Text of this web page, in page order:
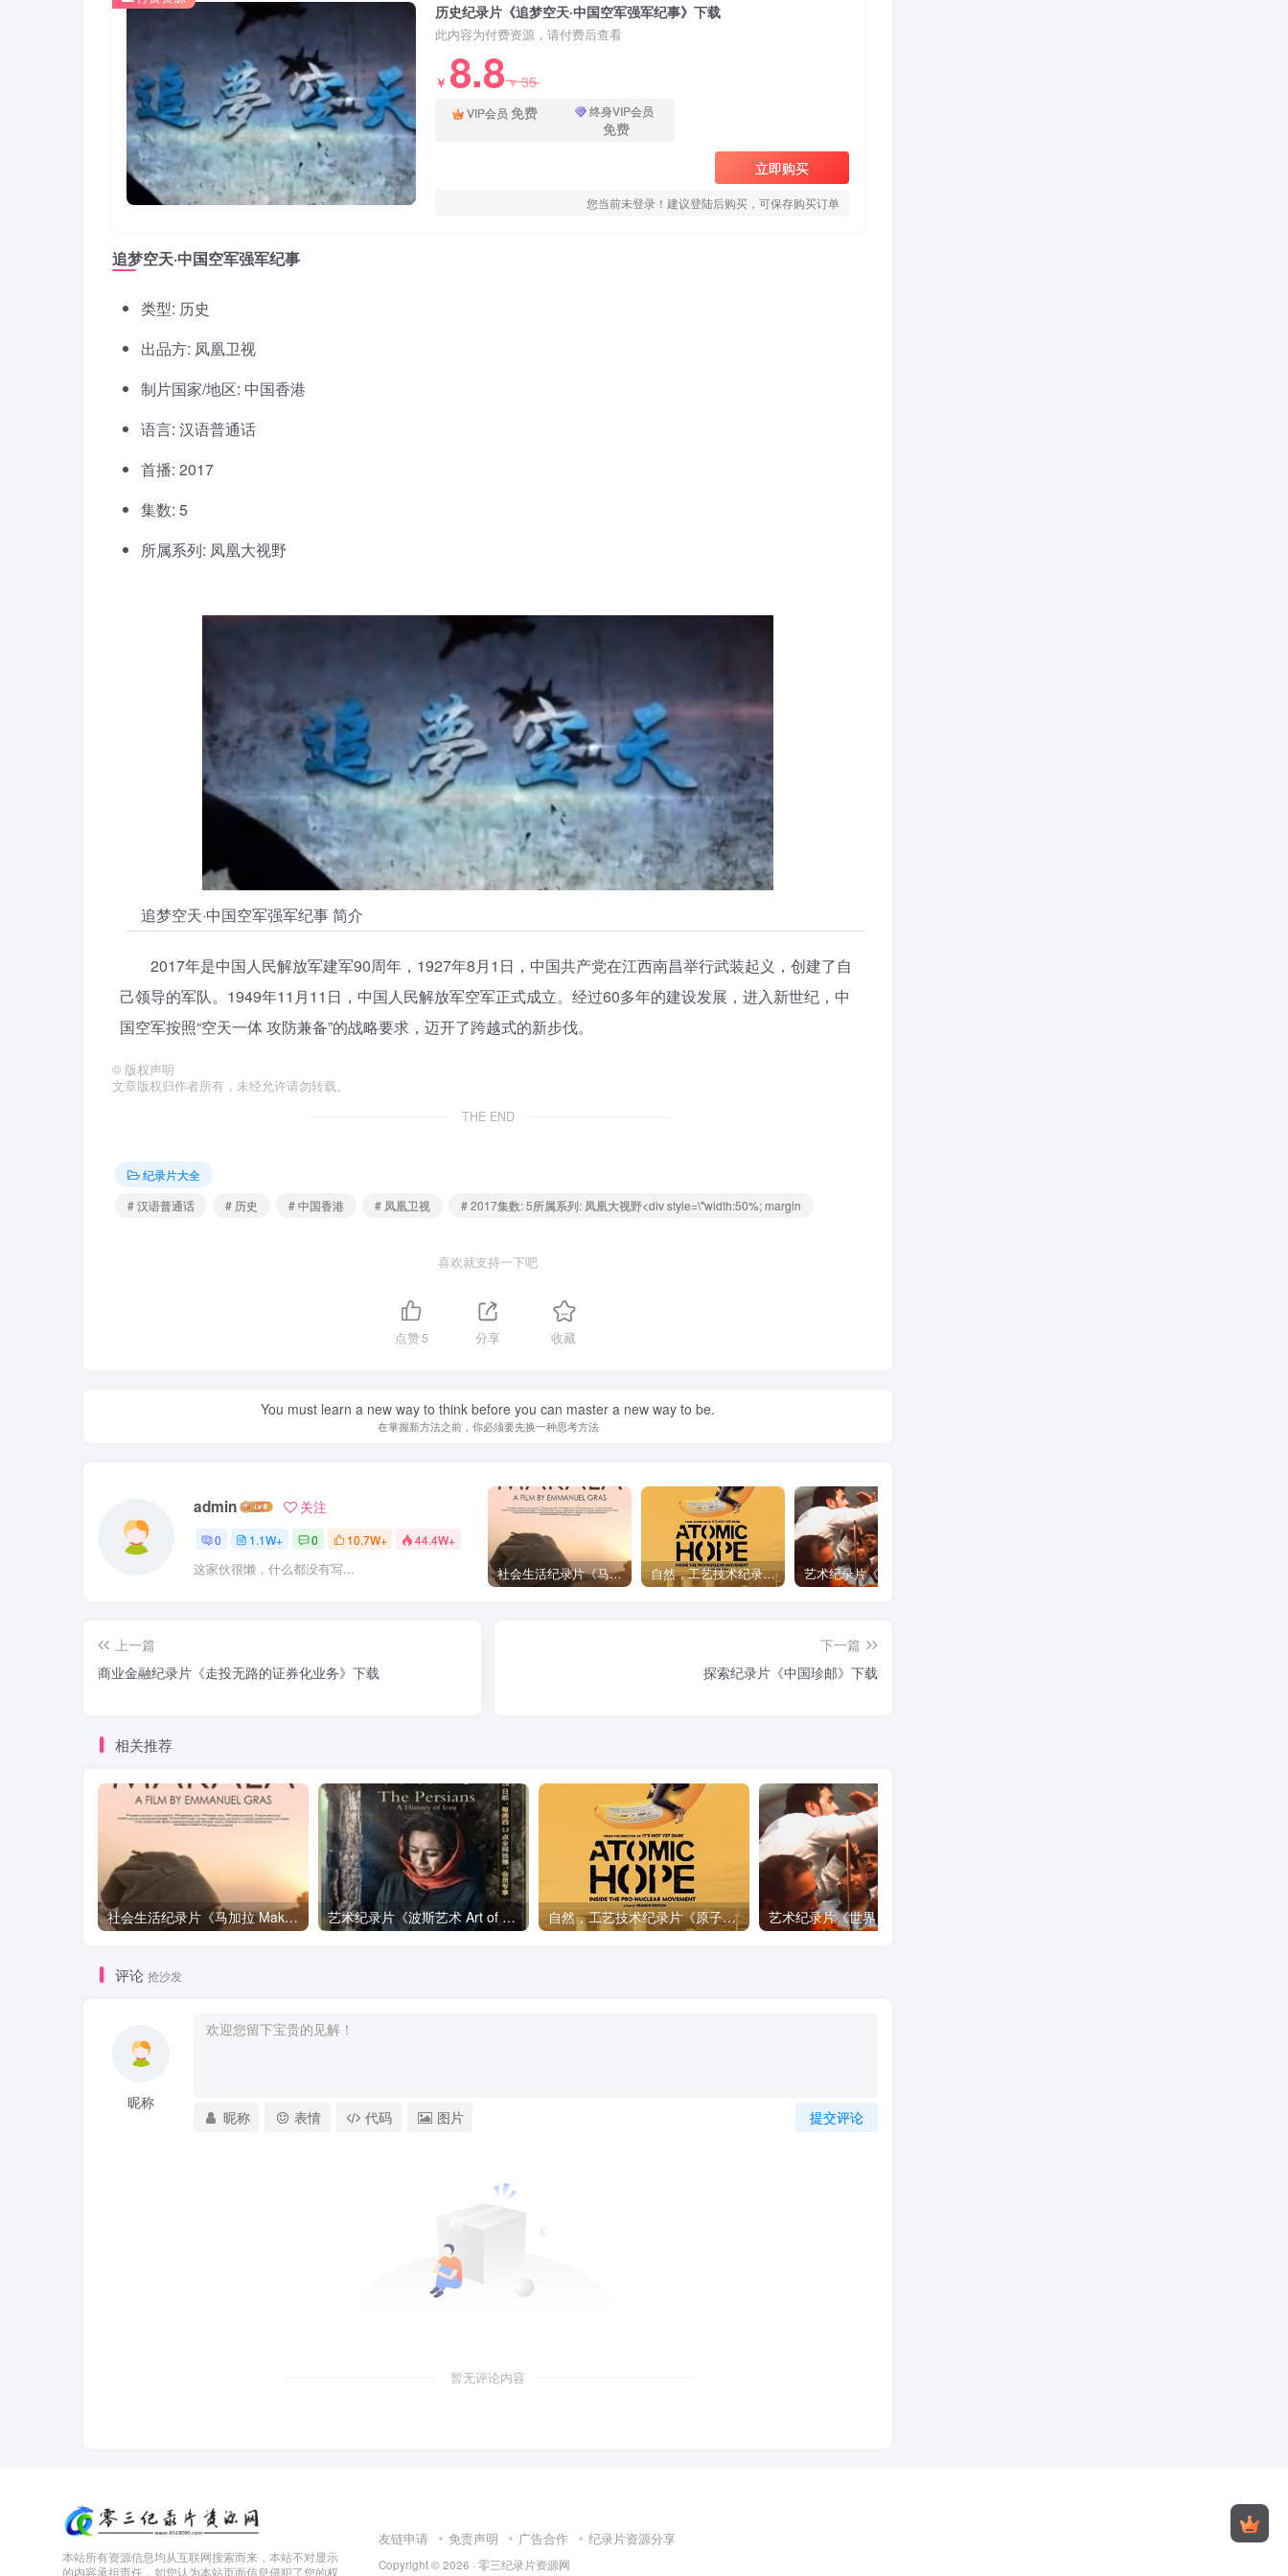
历史纪录片《追梦空天·中国空军强军纪事》下载
此内容为付费资源，请付费后查看
￥ 8.8￥35
VIP会员 免费 终身VIP会员
免费
立即购买
您当前未登录！建议登陆后购买，可保存购买订单
追梦空天·中国空军强军纪事
类型: 历史
出品方: 凤凰卫视
制片国家/地区: 中国香港
语言: 汉语普通话
首播: 2017
集数: 5
所属系列: 凤凰大视野
追梦空天·中国空军强军纪事 简介
2017年是中国人民解放军建军90周年，1927年8月1日，中国共产党在江西南昌举行武装起义，创建了自
己领导的军队。1949年11月11日，中国人民解放军空军正式成立。经过60多年的建设发展，进入新世纪，中
国空军按照“空天一体 攻防兼备”的战略要求，迈开了跨越式的新步伐。
© 版权声明
文章版权归作者所有，未经允许请勿转载。
THE END
纪录片大全
# 汉语普通话
# 历史 # 中国香港 # 凤凰卫视 # 2017集数: 5所属系列: 凤凰大视野<div style=\"width:50%; margin
喜欢就支持一下吧
点赞5 分享 收藏
You must learn a new way to think before you can master a new way to be.
在掌握新方法之前，你必须要先换一种思考方法
admin 关注
0 1.1W+ 0 10.7W+ 44.4W+
这家伙很懒，什么都没有写... 社会生活纪录片《马加拉 Makala》下载 自然，工艺技术纪录片《原子能的希望 Atomic Hope – Inside the Pro-Nuclear Movement》下载
上一篇
商业金融纪录片《走投无路的证券化业务》下载
下一篇
探索纪录片《中国珍邮》下载
相关推荐
社会生活纪录片《马加拉 Makala》下载 艺术纪录片《波斯艺术 Art of Persia》下载 自然，工艺技术纪录片《原子能的希望 Atomic Hope – Inside the Pro-Nuclear Movement》下载
评论 抢沙发
昵称
提交评论
昵称 表情 代码 图片
暂无评论内容
本站所有资源信息均从互联网搜索而来，本站不对显示
的内容承担责任，如您认为本站页面信息侵犯了您的权
友链申请 免责声明 广告合作 纪录片资源分享
Copyright © 2026 · 零三纪录片资源网